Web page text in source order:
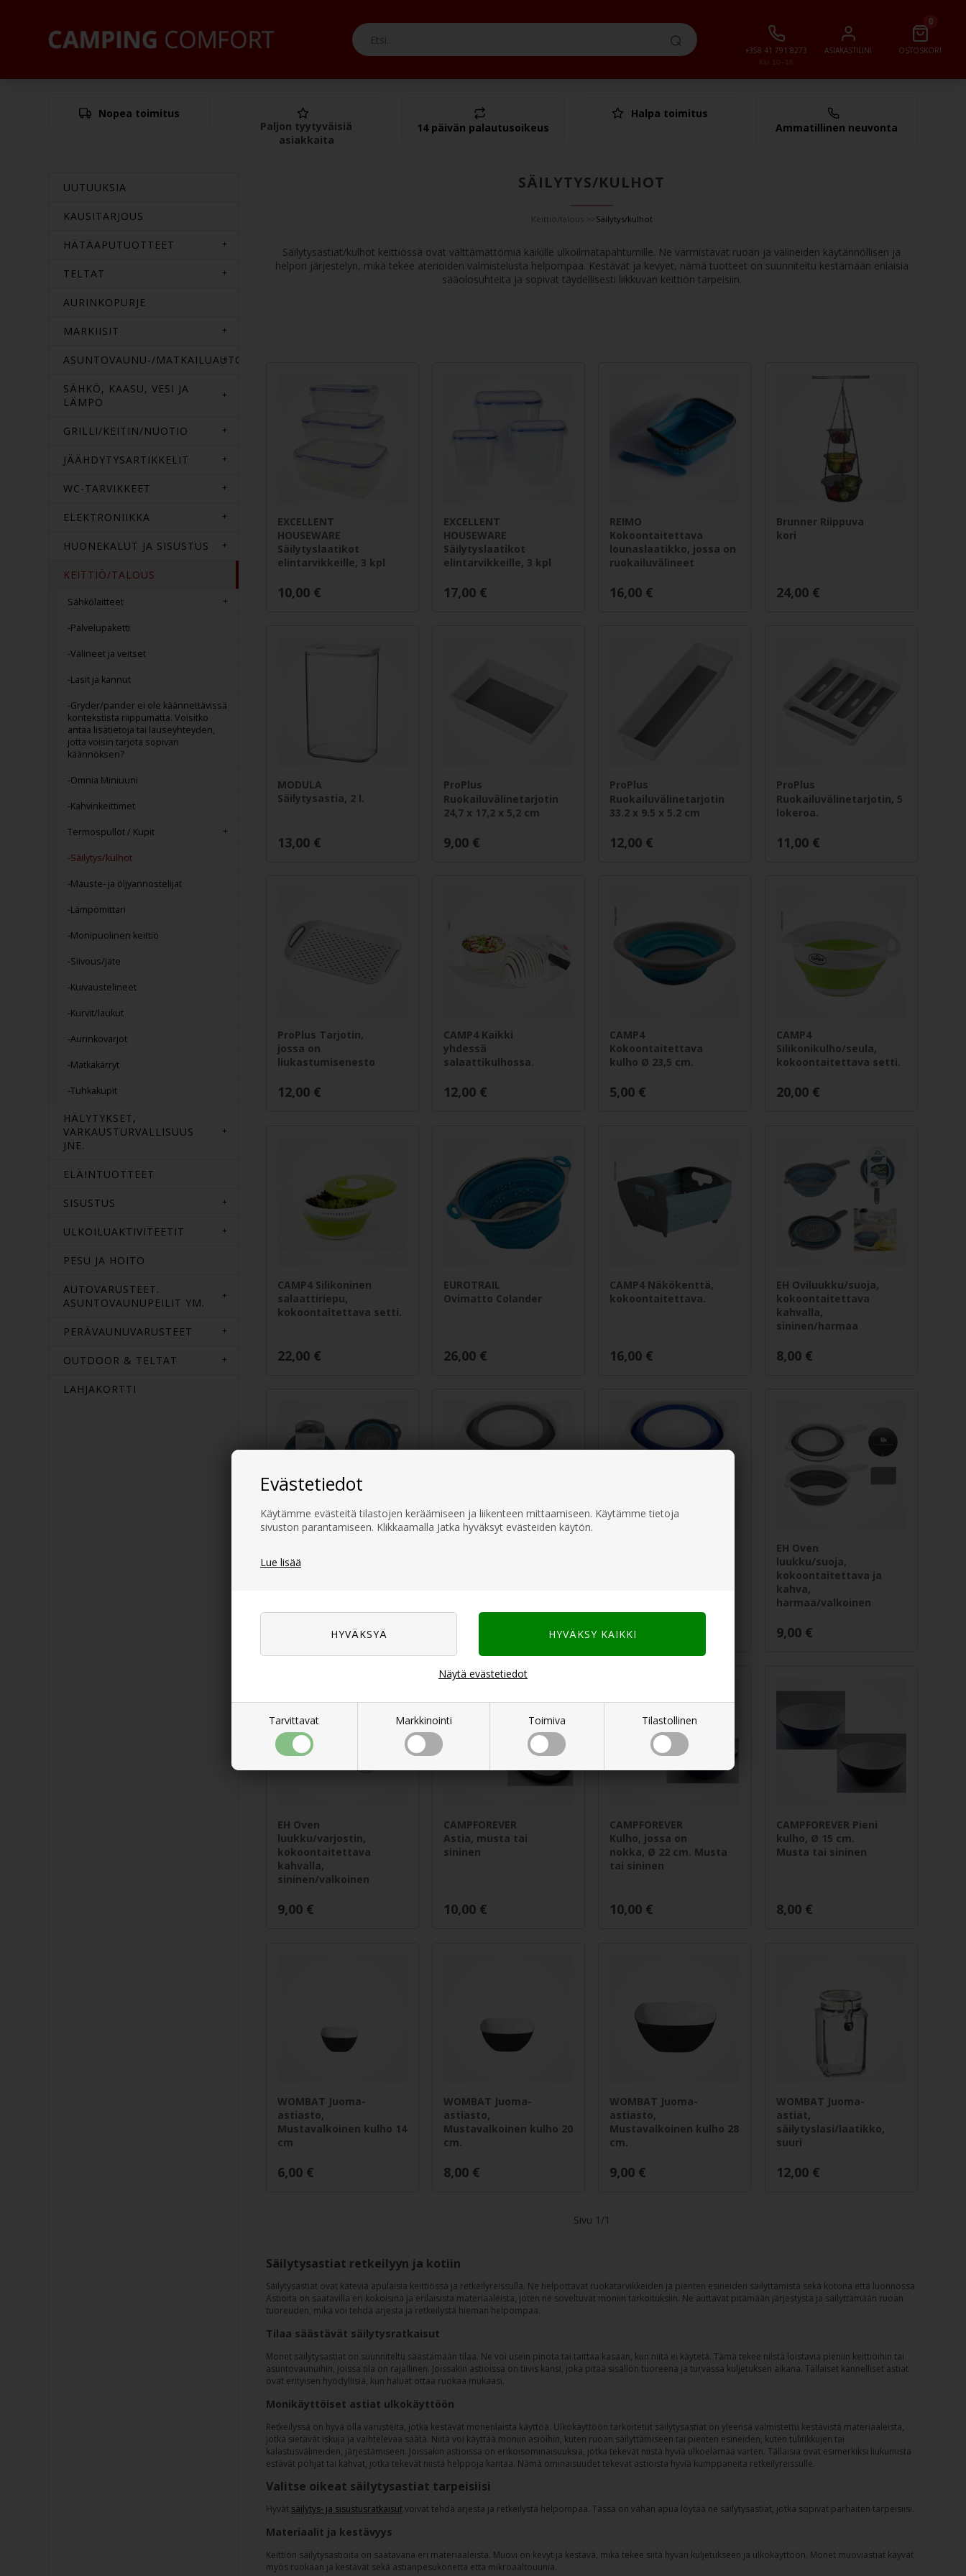
Evästetiedot
Käytämme evästeitä tilastojen keräämiseen ja liikenteen mittaamiseen. Käytämme tietoja
sivuston parantamiseen. Klikkaamalla Jatka hyväksyt evästeiden käytön.
Lue lisää
Tarvittavat Markkinointi Toimiva Tilastollinen
Näytä evästetiedot
Klo 10–16
+358 41 791 8273 ASIAKASTILINI
0
OSTOSKORI
Yht.
Nopea toimitus
Paljon tyytyväisiä
asiakkaita
14 päivän palautusoikeus
Halpa toimitus
Ammatillinen neuvonta
UUTUUKSIA
KAUSITARJOUS
HÄTÄAPUTUOTTEET
TELTAT
AURINKOPURJE
MARKIISIT
ASUNTOVAUNU-/MATKAILUAUTOTARVIKKEET
SÄHKÖ, KAASU, VESI JA
LÄMPÖ
GRILLI/KEITIN/NUOTIO
JÄÄHDYTYSARTIKKELIT
WC-TARVIKKEET
ELEKTRONIIKKA
HUONEKALUT JA SISUSTUS
KEITTIÖ/TALOUS
Sähkölaitteet
-Palvelupaketti
-Välineet ja veitset
-Lasit ja kannut
-Gryder/pander ei ole käännettävissä
kontekstista riippumatta. Voisitko
antaa lisätietoja tai lauseyhteyden,
jotta voisin tarjota sopivan
käännöksen?
-Omnia Miniuuni
-Kahvinkeittimet
Termospullot / Kupit
-Säilytys/kulhot
-Mauste- ja öljyannostelijat
-Lämpömittari
-Monipuolinen keittiö
-Siivous/jäte
-Kuivaustelineet
-Kurvit/laukut
-Aurinkovarjot
-Matkakärryt
-Tuhkakupit
HÄLYTYKSET,
VARKAUSTURVALLISUUS
JNE.
ELÄINTUOTTEET
SISUSTUS
ULKOILUAKTIVITEETIT
PESU JA HOITO
AUTOVARUSTEET.
ASUNTOVAUNUPEILIT YM.
PERÄVAUNUVARUSTEET
OUTDOOR & TELTAT
LAHJAKORTTI
SÄILYTYS/KULHOT
Keittiö/talous>> Säilytys/kulhot
Säilytysastiat/kulhot keittiössä ovat välttämättömiä kaikille ulkoilmatapahtumille. Ne varmistavat ruoan ja välineiden käytännöllisen ja
helpon järjestelyn, mikä tekee aterioiden valmistelusta helpompaa. Kestävät ja kevyet, nämä tuotteet on suunniteltu kestämään erilaisia
sääolosuhteita ja sopivat täydellisesti liikkuvan keittiön tarpeisiin.
EXCELLENT
HOUSEWARE
Säilytyslaatikot
elintarvikkeille, 3 kpl
10,00 €
EXCELLENT
HOUSEWARE
Säilytyslaatikot
elintarvikkeille, 3 kpl
17,00 €
REIMO
Kokoontaitettava
lounaslaatikko, jossa on
ruokailuvälineet
16,00 €
Brunner Riippuva
kori
24,00 €
MODULA
Säilytysastia, 2 l.
13,00 €
ProPlus
Ruokailuvälinetarjotin
24,7 x 17,2 x 5,2 cm
9,00 €
ProPlus
Ruokailuvälinetarjotin
33.2 x 9.5 x 5.2 cm
12,00 €
ProPlus
Ruokailuvälinetarjotin, 5
lokeroa.
11,00 €
ProPlus Tarjotin,
jossa on
liukastumisenesto
12,00 €
CAMP4 Kaikki
yhdessä
salaattikulhossa.
12,00 €
CAMP4
Kokoontaitettava
kulho Ø 23,5 cm.
5,00 €
CAMP4
Silikonikulho/seula,
kokoontaitettava setti.
20,00 €
CAMP4 Silikoninen
salaattiriepu,
kokoontaitettava setti.
22,00 €
EUROTRAIL
Ovimatto Colander
26,00 €
CAMP4 Näkökenttä,
kokoontaitettava.
16,00 €
EH Oviluukku/suoja,
kokoontaitettava
kahvalla,
sininen/harmaa
8,00 €
kokoontaitettava,
11,00
EH Oven
luukku/suoja,
kokoontaitettava ja
kahva,
harmaa/valkoinen
9,00 €
EH Oven
luukku/varjostin,
kokoontaitettava
kahvalla,
sininen/valkoinen
9,00 €
CAMPFOREVER
Astia, musta tai
sininen
10,00 €
CAMPFOREVER
Kulho, jossa on
nokka, Ø 22 cm. Musta
tai sininen
10,00 €
CAMPFOREVER Pieni
kulho, Ø 15 cm.
Musta tai sininen
8,00 €
WOMBAT Juoma-
astiasto,
Mustavalkoinen kulho 14
cm
6,00 €
WOMBAT Juoma-
astiasto,
Mustavalkoinen kulho 20
cm.
8,00 €
WOMBAT Juoma-
astiasto,
Mustavalkoinen kulho 28
cm.
9,00 €
WOMBAT Juoma-
astiat,
säilytyslasi/laatikko,
suuri
12,00 €
Sivu 1/1
Säilytysastiat retkeilyyn ja kotiin
Säilytysastiat ovat käteviä apulaisia keittiössä ja retkeilyreissulla. Ne helpottavat ruokatarvikkeiden ja pienten esineiden säilyttämistä sekä kotona että luonnossa.
Astioita on saatavilla eri kokoisina ja erilaisista materiaaleista, joten ne soveltuvat moniin tarkoituksiin. Ne auttavat pitämään järjestystä ja säilyttämään ruoan
tuoreuden, mikä voi tehdä arjesta ja retkeilystä hieman helpompaa.
Tilaa säästävät säilytysratkaisut
Monet säilytysastiat on suunniteltu säästämään tilaa. Ne voi usein pinota tai taittaa kasaan, kun niitä ei käytetä. Tämä tekee niistä loistavia pieniin keittiöihin tai
asuntovaunuihin, joissa tila on rajallinen. Joissakin astioissa on tiivis kansi, joka pitää sisällön tuoreena ja turvassa kuljetuksen aikana. Tällaiset kannelliset astiat
ovat erityisen hyödyllisiä, kun haluat ottaa ruokaa mukaasi.
Monikäyttöiset astiat ulkokäyttöön
Retkeilyssä on hyvä olla varusteita, jotka kestävät monenlaista käyttöä. Ulkokäyttöön tarkoitetut säilytysastiat on yleensä valmistettu kestävistä materiaaleista,
jotka sietävät iskuja ja vaihtelevaa säätä. Niitä voi käyttää moniin asioihin, kuten ruoan säilyttämiseen tai pienten esineiden, kuten tulitikkujen tai
kalastusvälineiden, järjestämiseen. Joissakin astioissa on erikoisominaisuuksia, jotka tekevät niistä hyviä ulkoelämää varten. Tällaisia ovat esimerkiksi liukumista
estävät pohjat tai kahvat, jotka tekevät niistä helppoja kantaa. Nämä ominaisuudet tekevät astioista hyviä kumppaneita retkeilyreissulle.
Valitse oikeat säilytysastiat tarpeisiisi
Hyvät säilytys- ja sisustusratkaisutvoivat tehdä arjesta ja retkeilystä helpompaa. Tässä on vähän apua löytää ne säilytysastiat, jotka sopivat parhaiten tarpeisiisi.
Materiaalit ja kestävyys
Keittiön säilytysastioita on saatavana eri materiaaleista. Muovi on kevyt ja kestävä, mikä tekee siitä hyvän kuljetukseen ja ulkokäyttöön. Monet muoviastiat käyvät
myös ruokaan ja kestävät sekä astianpesukonetta että mikroaaltouunia.